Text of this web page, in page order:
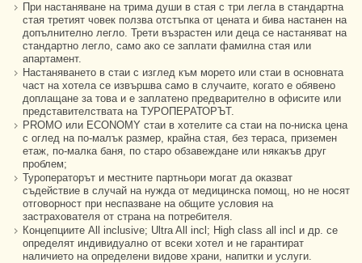
При настаняване на трима души в стая с три легла в стандартна
стая третият човек ползва отстъпка от цената и бива настанен на
допълнително легло. Трети възрастен или деца се настаняват на
стандартно легло, само ако се заплати фамилна стая или
апартамент.
Настаняването в стаи с изглед към морето или стаи в основната
част на хотела се извършва само в случаите, когато е обявено
доплащане за това и е заплатено предварително в офисите или
представителствата на ТУРОПЕРАТОРЪТ.
PROMO или ECONOMY стаи в хотелите са стаи на по-ниска цена
с оглед на по-малък размер, крайна стая, без тераса, приземен
етаж, по-малка баня, по старо обзавеждане или някакъв друг
проблем;
Туроператорът и местните партньори могат да оказват
съдействие в случай на нужда от медицинска помощ, но не носят
отговорност при неспазване на общите условия на
застрахователя от страна на потребителя.
Концепциите All inclusive; Ultra All incl; High class all incl и др. се
определят индивидуално от всеки хотел и не гарантират
наличието на определени видове храни, напитки и услуги.